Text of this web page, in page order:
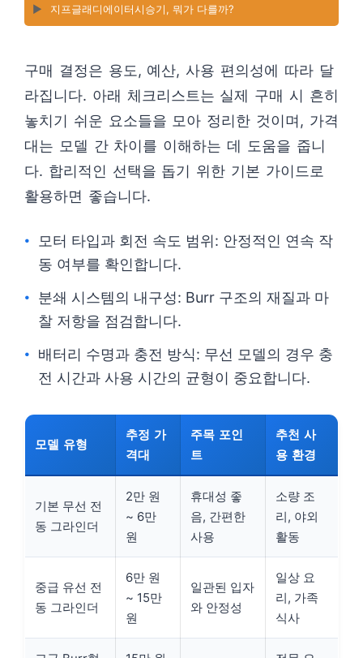
▶️ 지프글래디에이터시승기, 뭐가 다를까?
구매 결정은 용도, 예산, 사용 편의성에 따라 달
라집니다. 아래 체크리스트는 실제 구매 시 흔히
놓치기 쉬운 요소들을 모아 정리한 것이며, 가격
대는 모델 간 차이를 이해하는 데 도움을 줍니
다. 합리적인 선택을 돕기 위한 기본 가이드로
활용하면 좋습니다.
모터 타입과 회전 속도 범위: 안정적인 연속 작
동 여부를 확인합니다.
분쇄 시스템의 내구성: Burr 구조의 재질과 마
찰 저항을 점검합니다.
배터리 수명과 충전 방식: 무선 모델의 경우 충
전 시간과 사용 시간의 균형이 중요합니다.
모델 유형
추정 가
격대
주목 포인
트
추천 사
용 환경
기본 무선 전
동 그라인더
2만 원
~ 6만
원
휴대성 좋
음, 간편한
사용
소량 조
리, 야외
활동
중급 유선 전
동 그라인더
6만 원
~ 15만
원
일관된 입자
와 안정성
일상 요
리, 가족
식사